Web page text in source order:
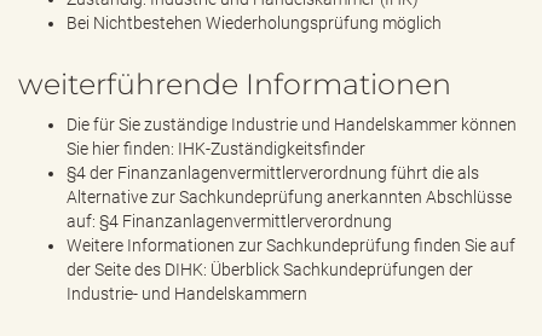
Bei Nichtbestehen Wiederholungsprüfung möglich
weiterführende Informationen
Die für Sie zuständige Industrie und Handelskammer können
Sie hier finden: IHK-Zuständigkeitsfinder
§4 der Finanzanlagenvermittlerverordnung führt die als
Alternative zur Sachkundeprüfung anerkannten Abschlüsse
auf: §4 Finanzanlagenvermittlerverordnung
Weitere Informationen zur Sachkundeprüfung finden Sie auf
der Seite des DIHK: Überblick Sachkundeprüfungen der
Industrie- und Handelskammern